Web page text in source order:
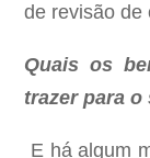
de revisão de
Quais os
trazer para o
E há algum